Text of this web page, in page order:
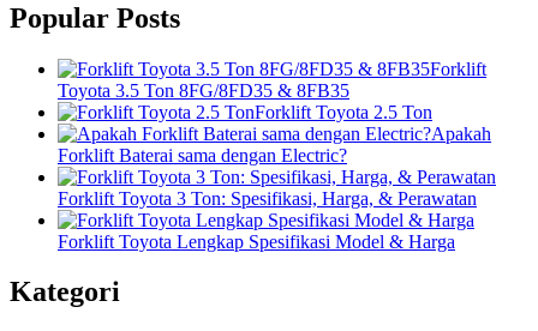
Popular Posts
Forklift
Toyota 3.5 Ton 8FG/8FD35 & 8FB35
Forklift Toyota 2.5 Ton
Apakah
Forklift Baterai sama dengan Electric?
Forklift Toyota 3 Ton: Spesifikasi, Harga, & Perawatan
Forklift Toyota Lengkap Spesifikasi Model & Harga
Kategori